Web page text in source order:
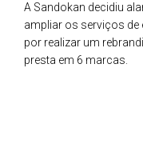
A Sandokan decidiu
ampliar os serviços de
por realizar um
presta em 6 marcas.